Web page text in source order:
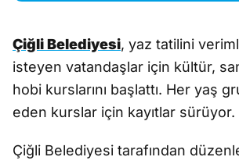
Çiğli Belediyesi, yaz tatilini
isteyen vatandaşlar için kültür,
hobi kurslarını başlattı. Her yaş
eden kurslar için kayıtlar sürüyor.
Çiğli Belediyesi tarafından